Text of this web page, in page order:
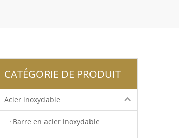
CATÉGORIE DE PRODUIT
Acier inoxydable
Barre en acier inoxydable